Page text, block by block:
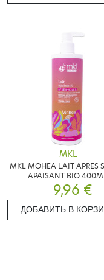
MKL
MKL MOHEA LAIT APRES
APAISANT BIO
9,96 €
ДОБАВИТЬ В